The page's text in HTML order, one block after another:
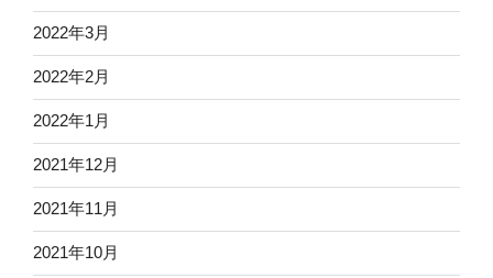
2022年3月
2022年2月
2022年1月
2021年12月
2021年11月
2021年10月